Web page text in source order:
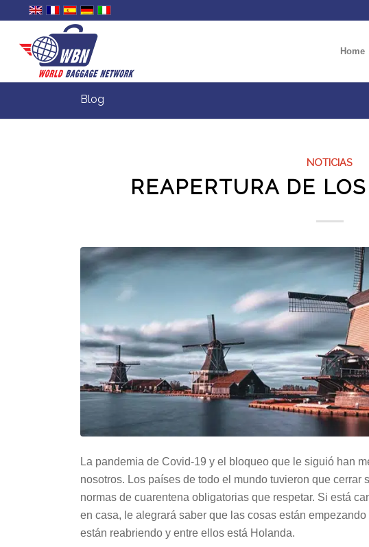
Home
Blog
NOTICIAS
REAPERTURA DE
La pandemia de Covid-19 y el bloqueo que le siguió han
nosotros. Los países de todo el mundo tuvieron que cerrar
normas de cuarentena obligatorias que respetar. Si está
en casa, le alegrará saber que las cosas están
están reabriendo y entre ellos está Holanda.